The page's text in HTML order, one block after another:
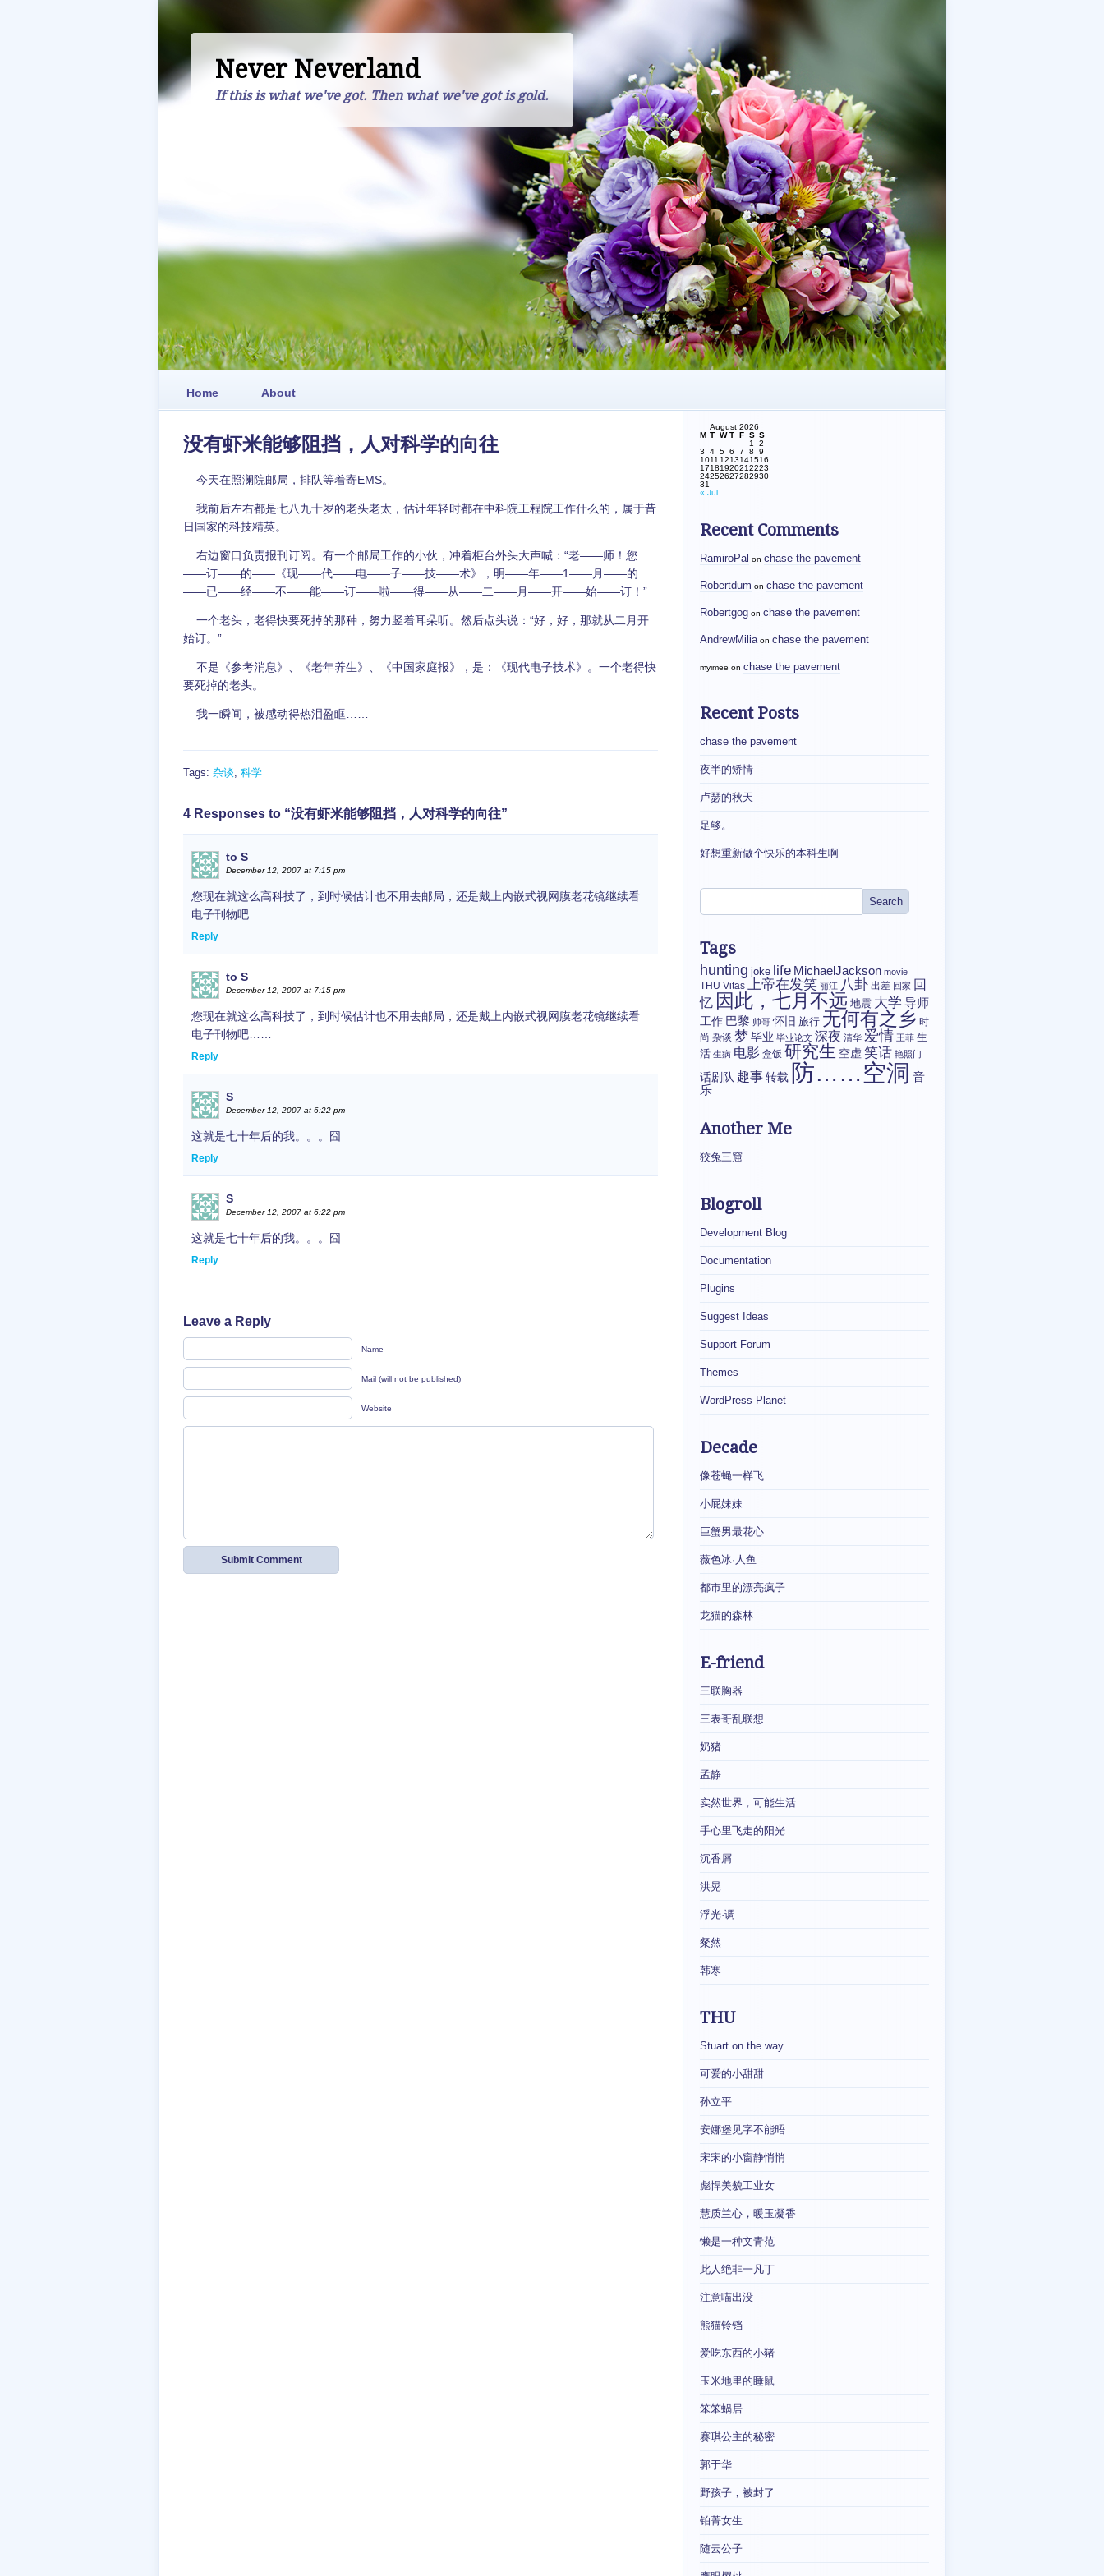
Never Neverland
If this is what we've got. Then what we've got is gold.
Home About
没有虾米能够阻挡，人对科学的向往
今天在照澜院邮局，排队等着寄EMS。
我前后左右都是七八九十岁的老头老太，估计年轻时都在中科院工程院工作什么的，属于昔
日国家的科技精英。
右边窗口负责报刊订阅。有一个邮局工作的小伙，冲着柜台外头大声喊：“老——师！您
——订——的——《现——代——电——子——技——术》，明——年——1——月——的
——已——经——不——能——订——啦——得——从——二——月——开——始——订！”
一个老头，老得快要死掉的那种，努力竖着耳朵听。然后点头说：“好，好，那就从二月开
始订。”
不是《参考消息》、《老年养生》、《中国家庭报》，是：《现代电子技术》。一个老得快
要死掉的老头。
我一瞬间，被感动得热泪盈眶……
Tags: 杂谈, 科学
4 Responses to “没有虾米能够阻挡，人对科学的向往”
to S
December 12, 2007 at 7:15 pm
您现在就这么高科技了，到时候估计也不用去邮局，还是戴上内嵌式视网膜老花镜继续看
电子刊物吧……
Reply
to S
December 12, 2007 at 7:15 pm
您现在就这么高科技了，到时候估计也不用去邮局，还是戴上内嵌式视网膜老花镜继续看
电子刊物吧……
Reply
S
December 12, 2007 at 6:22 pm
这就是七十年后的我。。。囧
Reply
S
December 12, 2007 at 6:22 pm
这就是七十年后的我。。。囧
Reply
Leave a Reply
Name
Mail (will not be published)
Website
August 2026
M T W T F S S
1
2
3
4 5 6 7 8
9
1011 1213141516
17181920212223
24252627282930
31
« Jul
Recent Comments
RamiroPal on chase the pavement
Robertdum on chase the pavement
Robertgog on chase the pavement
AndrewMilia on chase the pavement
myimee on chase the pavement
Recent Posts
chase the pavement
夜半的矫情
卢瑟的秋天
足够。
好想重新做个快乐的本科生啊
Tags
hunting joke life MichaelJackson movie
THU Vitas 上帝在发笑 丽江 八卦 出差 回家 回
忆 因此，七月不远 地震 大学 导师
工作 巴黎 帅哥 怀旧 旅行 无何有之乡 时
尚 杂谈 梦 毕业 毕业论文 深夜 清华 爱情 王菲 生
活 生病 电影 盒饭 研究生 空虚 笑话 艳照门
话剧队 趣事转载 防……空洞 音
乐
Another Me
狡兔三窟
Blogroll
Development Blog
Documentation
Plugins
Suggest Ideas
Support Forum
Themes
WordPress Planet
Decade
像苍蝇一样飞
小屁妹妹
巨蟹男最花心
薇色冰·人鱼
都市里的漂亮疯子
龙猫的森林
E-friend
三联胸器
三表哥乱联想
奶猪
孟静
实然世界，可能生活
手心里飞走的阳光
沉香屑
洪晃
浮光·调
粲然
韩寒
THU
Stuart on the way
可爱的小甜甜
孙立平
安娜堡见字不能晤
宋宋的小窗静悄悄
彪悍美貌工业女
慧质兰心，暖玉凝香
懒是一种文青范
此人绝非一凡丁
注意喵出没
熊猫铃铛
爱吃东西的小猪
玉米地里的睡鼠
笨笨蜗居
赛琪公主的秘密
郭于华
野孩子，被封了
铂菁女生
随云公子